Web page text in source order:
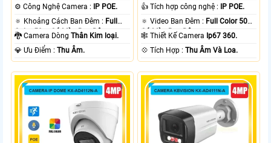
⚙ Công Nghệ Camera :
IP POE.
🔅 Khoảng Cách Ban Đêm : Full
Color 50m Có Màu Ban Ðêm.
🐉️ Camera DòngThân Kim loại.
️💎 Ưu Điểm :Thu Âm.
👍 Tích hợp công nghệ :
IP POE.
🔅 Video Ban Đêm : Full Color 50m
Có Màu Ban Ðêm.
🕸️ Thiết Kế Camera Ip67 360.
️💠 Tích Hợp :Thu Âm Và Loa.